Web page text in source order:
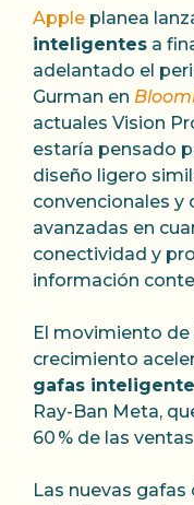
Apple planea
inteligentes a
adelantado el
Gurman en
actuales Vision
estaría pensado
diseño ligero
convencionales y
avanzadas en
conectividad y
información
El movimiento de
crecimiento
gafas
Ray-Ban Meta,
60 % de las
Las nuevas